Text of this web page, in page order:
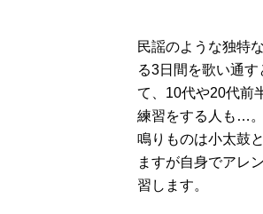
民謡のような独特
る3日間を歌い通
て、10代や20代前
練習をする人も…。
鳴りものは小太鼓
ますが自身でアレ
習します。